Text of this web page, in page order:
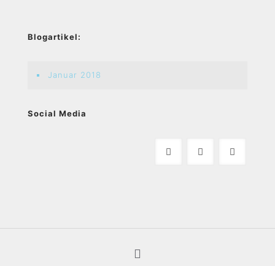
Blogartikel:
Januar 2018
Social Media